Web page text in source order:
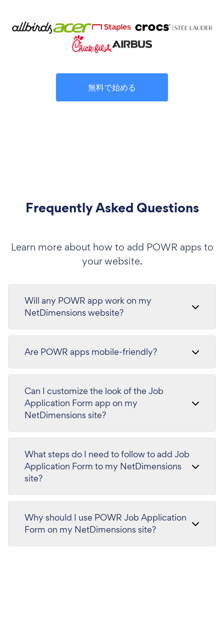
無料で始める
Frequently Asked Questions
Learn more about how to add POWR apps to
your website.
Will any POWR app work on my
NetDimensions website?
Are POWR apps mobile-friendly?
Can I customize the look of the Job
Application Form app on my
NetDimensions site?
What steps do I need to follow to add Job
Application Form to my NetDimensions
site?
Why should I use POWR Job Application
Form on my NetDimensions site?